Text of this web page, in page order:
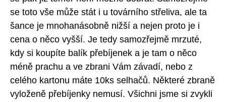
se toto vše může stát i u továrního střeliva, ale ta
šance je mnohanásobně nižší a nejen proto je i
cena o něco vyšší. Je tedy samozřejmě mrzuté,
kdy si koupíte balík přebíjenek a je tam o něco
méně prachu a ve zbrani Vám závadí, nebo z
celého kartonu máte 10ks selhačů. Některé zbraně
vyloženě přebíjenky nemusí. Všichni jsme si zvykli